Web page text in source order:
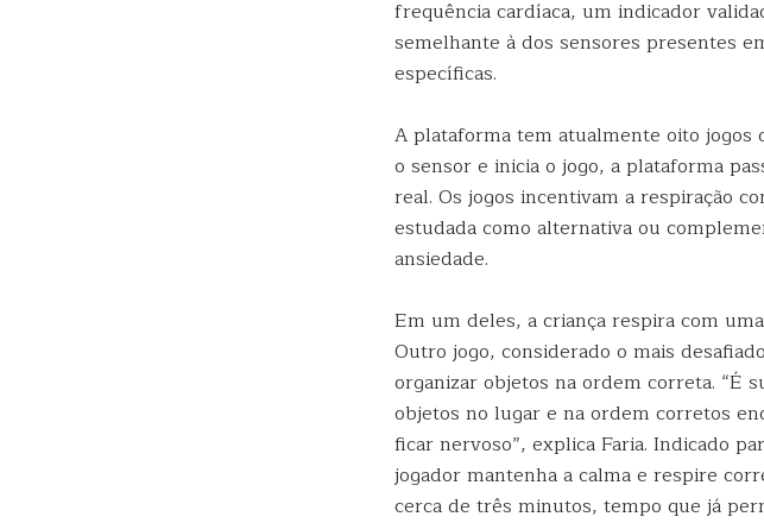
frequência cardíaca, um indicador
semelhante à dos sensores presentes
específicas.
A plataforma tem atualmente oito jogos
o sensor e inicia o jogo, a plataforma
real. Os jogos incentivam a respiração
estudada como alternativa ou
ansiedade.
Em um deles, a criança respira com
Outro jogo, considerado o mais
organizar objetos na ordem correta. “É
objetos no lugar e na ordem corretos
ficar nervoso”, explica Faria. Indicado
jogador mantenha a calma e respire
cerca de três minutos, tempo que já